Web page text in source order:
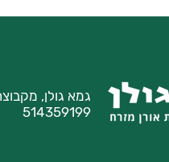
גמא גולן,
514359199